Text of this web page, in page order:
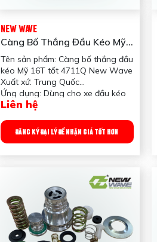
NEW WAVE
Càng Bố Thắng Đầu Kéo Mỹ
16T Tốt 4711Q New Wave
Tên sản phẩm: Càng bố thắng đầu
kéo Mỹ 16T tốt 4711Q New Wave
Xuất xứ: Trung Quốc
Ứng dụng: Dùng cho xe đầu kéo
Công dụng sản phẩm: Dùng để
giữ an toàn
Trọng lượng: 9,500 gram
Liên hệ
ĐĂNG KÝ ĐẠI LÝ ĐỂ NHẬN GIÁ TỐT HƠN